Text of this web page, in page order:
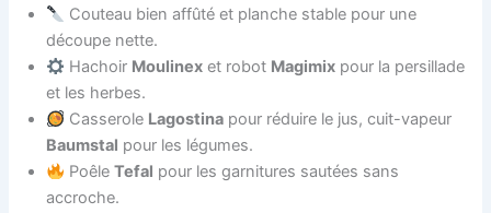
Couteau bien affûté et planche stable pour une
découpe nette.
Hachoir Moulinex et robot Magimix pour la persillade
et les herbes.
Casserole Lagostina pour réduire le jus, cuit-vapeur
Baumstal pour les légumes.
PoêleTefal pour les garnitures sautées sans
accroche.